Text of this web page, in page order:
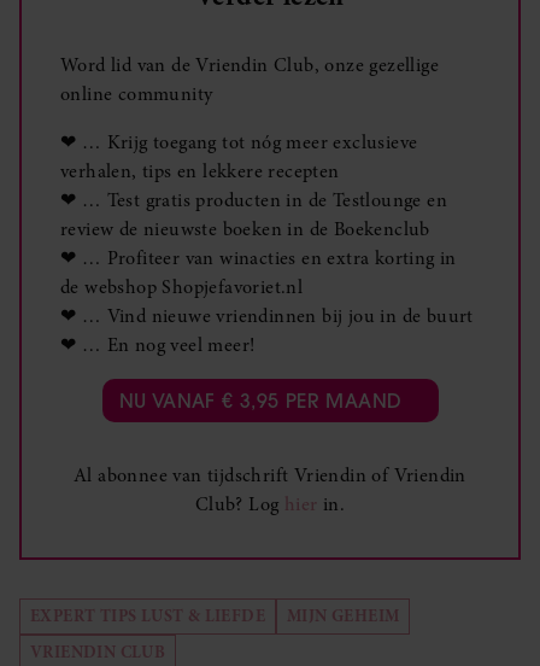
Word lid van de Vriendin Club, onze gezellige
online community
❤ … Krijg toegang tot nóg meer exclusieve
verhalen, tips en lekkere recepten
❤ … Test gratis producten in de Testlounge en
review de nieuwste boeken in de Boekenclub
❤ … Profiteer van winacties en extra korting in
de webshop Shopjefavoriet.nl
❤ … Vind nieuwe vriendinnen bij jou in de buurt
❤ … En nog veel meer!
NU VANAF € 3,95 PER MAAND
Al abonnee van tijdschrift Vriendin of Vriendin
Club? Log hier in.
EXPERT TIPS LUST & LIEFDE
MIJN GEHEIM
VRIENDIN CLUB